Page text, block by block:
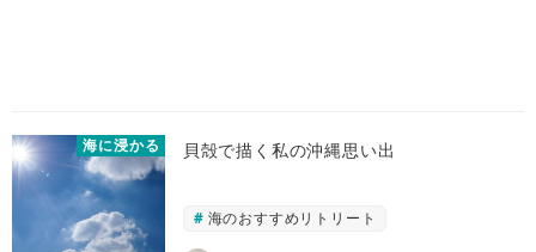
海に浸かる 貝殻で描く私の沖縄思い出
海のおすすめリトリート